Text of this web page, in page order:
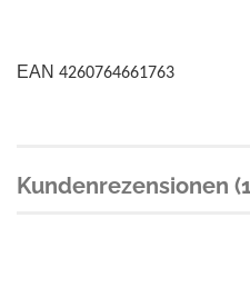
EAN 4260764661763
Kundenrezensionen